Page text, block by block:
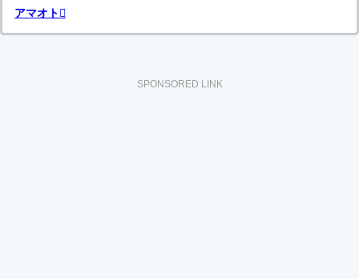
アマオト
SPONSORED LINK